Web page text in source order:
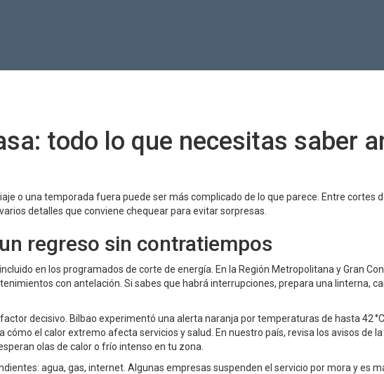
todo lo que necesitas saber
o una temporada fuera puede ser más complicado de lo que parece. Entre cortes
detalles que conviene chequear para evitar sorpresas.
regreso sin contratiempos
en los programados de corte de energía. En la Región Metropolitana y Gran
con antelación. Si sabes que habrá interrupciones, prepara una linterna,
decisivo. Bilbao experimentó una alerta naranja por temperaturas de hasta 42
cómo el calor extremo afecta servicios y salud. En nuestro país, revisa los avisos de
olas de calor o frío intenso en tu zona.
agua, gas, internet. Algunas empresas suspenden el servicio por mora y es